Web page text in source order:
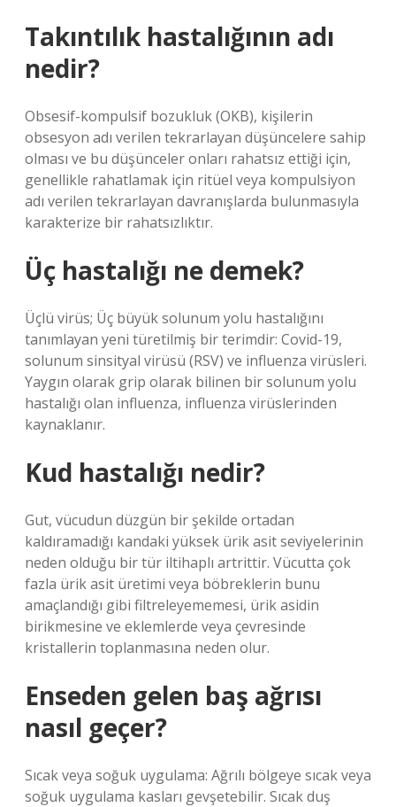
Takıntılık hastalığının adı
nedir?
Obsesif-kompulsif bozukluk (OKB), kişilerin
obsesyon adı verilen tekrarlayan düşüncelere sahip
olması ve bu düşünceler onları rahatsız ettiği için,
genellikle rahatlamak için ritüel veya kompulsiyon
adı verilen tekrarlayan davranışlarda bulunmasıyla
karakterize bir rahatsızlıktır.
Üç hastalığı ne demek?
Üçlü virüs; Üç büyük solunum yolu hastalığını
tanımlayan yeni türetilmiş bir terimdir: Covid-19,
solunum sinsityal virüsü (RSV) ve influenza virüsleri.
Yaygın olarak grip olarak bilinen bir solunum yolu
hastalığı olan influenza, influenza virüslerinden
kaynaklanır.
Kud hastalığı nedir?
Gut, vücudun düzgün bir şekilde ortadan
kaldıramadığı kandaki yüksek ürik asit seviyelerinin
neden olduğu bir tür iltihaplı artrittir. Vücutta çok
fazla ürik asit üretimi veya böbreklerin bunu
amaçlandığı gibi filtreleyememesi, ürik asidin
birikmesine ve eklemlerde veya çevresinde
kristallerin toplanmasına neden olur.
Enseden gelen baş ağrısı
nasıl geçer?
Sıcak veya soğuk uygulama: Ağrılı bölgeye sıcak veya
soğuk uygulama kasları gevşetebilir. Sıcak duş